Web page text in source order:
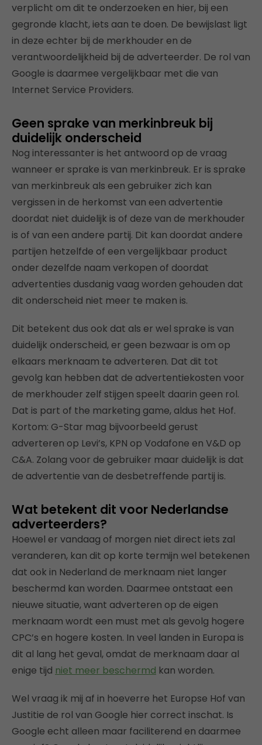
verplicht om dit te onderzoeken en hier, bij een
gegronde klacht, iets aan te doen. De bewijslast ligt
in deze echter bij de merkhouder en de
verantwoordelijkheid bij de adverteerder. De rol van
Google is daarmee vergelijkbaar met die van
Internet Service Providers.
Geen sprake van merkinbreuk bij
duidelijk onderscheid
Nog interessanter is het antwoord op de vraag
wanneer er sprake is van merkinbreuk. Er is sprake
van merkinbreuk als een gebruiker zich kan
vergissen in de herkomst van een advertentie
doordat niet duidelijk is of deze van de merkhouder
is of van een andere partij. Dit kan doordat andere
partijen hetzelfde of een vergelijkbaar product
onder dezelfde naam verkopen of doordat
advertenties dusdanig vaag worden gehouden dat
dit onderscheid niet meer te maken is.
Dit betekent dus ook dat als er wel sprake is van
duidelijk onderscheid, er geen bezwaar is om op
elkaars merknaam te adverteren. Dat dit tot
gevolg kan hebben dat de advertentiekosten voor
de merkhouder zelf stijgen speelt daarin geen rol.
Dat is part of the marketing game, aldus het Hof.
Kortom: G-Star mag bijvoorbeeld gerust
adverteren op Levi’s, KPN op Vodafone en V&D op
C&A. Zolang voor de gebruiker maar duidelijk is dat
de advertentie van de desbetreffende partij is.
Wat betekent dit voor Nederlandse
adverteerders?
Hoewel er vandaag of morgen niet direct iets zal
veranderen, kan dit op korte termijn wel betekenen
dat ook in Nederland de merknaam niet langer
beschermd kan worden. Daarmee ontstaat een
nieuwe situatie, want adverteren op de eigen
merknaam wordt een must met als gevolg hogere
CPC’s en hogere kosten. In veel landen in Europa is
dit al lang het geval, omdat de merknaam daar al
enige tijd niet meer beschermd kan worden.
Wel vraag ik mij af in hoeverre het Europse Hof van
Justitie de rol van Google hier correct inschat. Is
Google echt alleen maar faciliterend en daarmee